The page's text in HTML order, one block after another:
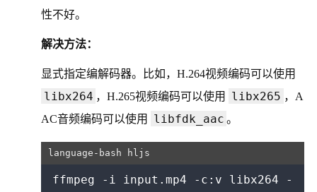
性不好。
解决方法：
显式指定编解码器。比如，H.264视频编码可以使用
libx264 ，H.265视频编码可以使用 libx265 ，A
AC音频编码可以使用
libfdk_aac 。
ffmpeg -i input.mp4 -c:v libx264 -